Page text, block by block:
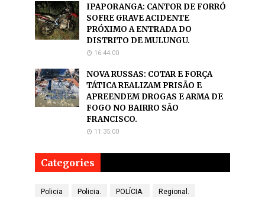
IPAPORANGA: CANTOR DE FORRÓ
SOFRE GRAVE ACIDENTE
PRÓXIMO A ENTRADA DO
DISTRITO DE MULUNGU.
16:44:00
NOVA RUSSAS: COTAR E FORÇA
TÁTICA REALIZAM PRISÃO E
APREENDEM DROGAS E ARMA DE
FOGO NO BAIRRO SÃO
FRANCISCO.
11:35:00
Categories
Policia Policia. POLÍCIA. Regional.